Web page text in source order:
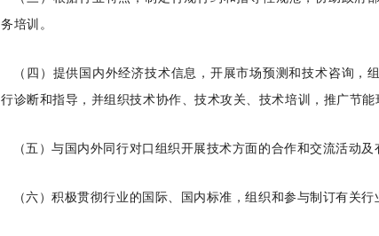
务培训。
（四）提供国内外经济技术信息，开展市场预测和技术咨询，
行诊断和指导，并组织技术协作、技术攻关、技术培训，推广节能
（五）与国内外同行对口组织开展技术方面的合作和交流活动及
（六）积极贯彻行业的国际、国内标准，组织和参与制订有关行